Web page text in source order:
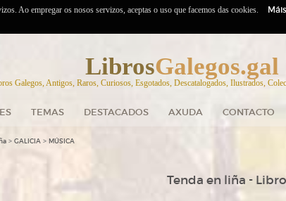
LibrosGalegos.gal
Galegos, Antigos, Raros, Curiosos, Esgotados, Descatalogados, Ilustrados,
TEMAS DESTACADOS AXUDA CONTACTO
> GALICIA > MÚSICA
Tenda en liña -
Ao empregar os nosos servizos, aceptas o uso que facemos das cookies.